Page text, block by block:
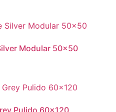
Modular 50×50
Pulido 60×120